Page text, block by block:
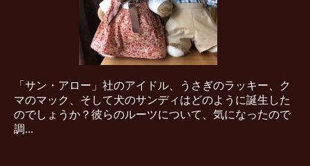
「サン・アロー」社のアイドル、うさぎのラッキー、ク
マのマック、そして犬のサンディはどのように誕生した
のでしょうか？彼らのルーツについて、気になったので
調...